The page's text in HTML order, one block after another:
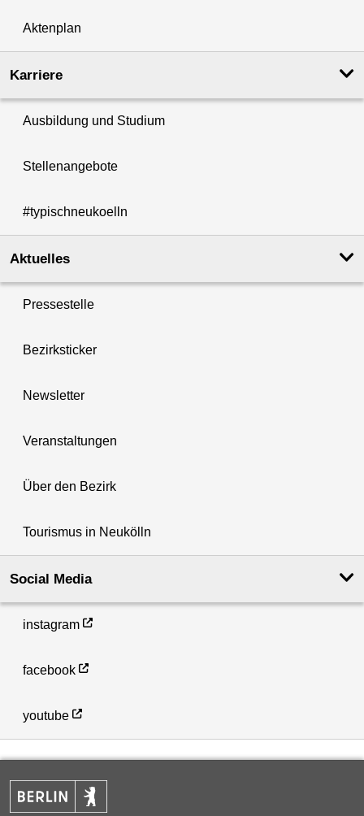
Aktenplan
Karriere
Ausbildung und Studium
Stellenangebote
#typischneukoelln
Aktuelles
Pressestelle
Bezirksticker
Newsletter
Veranstaltungen
Über den Bezirk
Tourismus in Neukölln
Social Media
instagram
facebook
youtube